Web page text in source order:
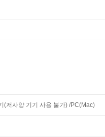
(저사양 기기 사용 불가) /PC(Mac)